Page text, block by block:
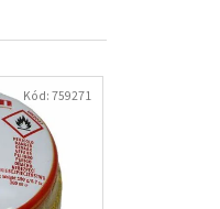
Kód:759271
Následující